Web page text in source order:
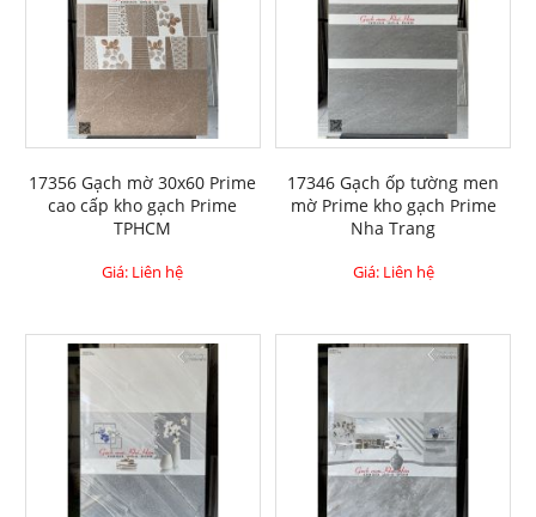
17356 Gạch mờ 30x60 Prime
cao cấp kho gạch Prime
TPHCM
Giá: Liên hệ
17346 Gạch ốp tường men
mờ Prime kho gạch Prime
Nha Trang
Giá: Liên hệ